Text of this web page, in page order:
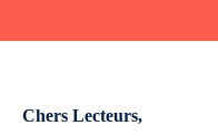
Chers Lecteurs,